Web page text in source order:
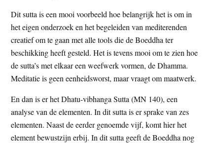
Dit sutta is een mooi voorbeeld hoe belangrijk het is om in
het eigen onderzoek en het begeleiden van mediterenden
creatief om te gaan met alle tools die de Boeddha ter
beschikking heeft gesteld. Het is tevens mooi om te zien hoe
de sutta’s met elkaar een weefwerk vormen, de Dhamma.
Meditatie is geen eenheidsworst, maar vraagt om maatwerk.
En dan is er het Dhatu-vibhanga Sutta (MN 140), een
analyse van de elementen. In dit sutta is er sprake van zes
elementen. Naast de eerder genoemde vijf, komt hier het
element bewustzijn erbij. In dit sutta geeft de Boeddha nog